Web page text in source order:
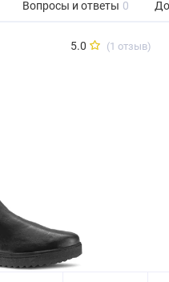
Вопросы и ответы 0
5.0 (1 отзыв)